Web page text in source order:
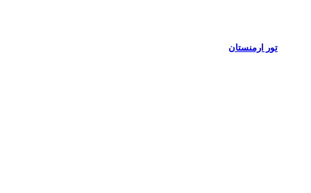
تور ارمنستان